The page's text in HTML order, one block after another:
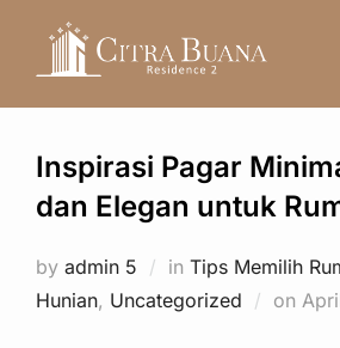
content
Inspirasi Pagar
dan Elegan untuk
by admin 5 in Tips Memilih
Hunian, Uncategorized on